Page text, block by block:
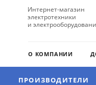
Интернет-магазин
электротехники
и
О КОМПАНИИ
ПРОИЗВОДИТЕЛИ